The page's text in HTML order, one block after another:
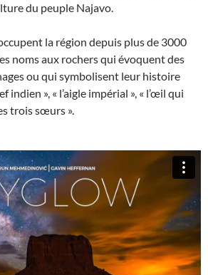
du peuple Najavo.
la région depuis plus de 3000
noms aux rochers qui évoquent des
ou qui symbolisent leur histoire
indien », « l’aigle impérial », « l’œil qui
trois sœurs ».